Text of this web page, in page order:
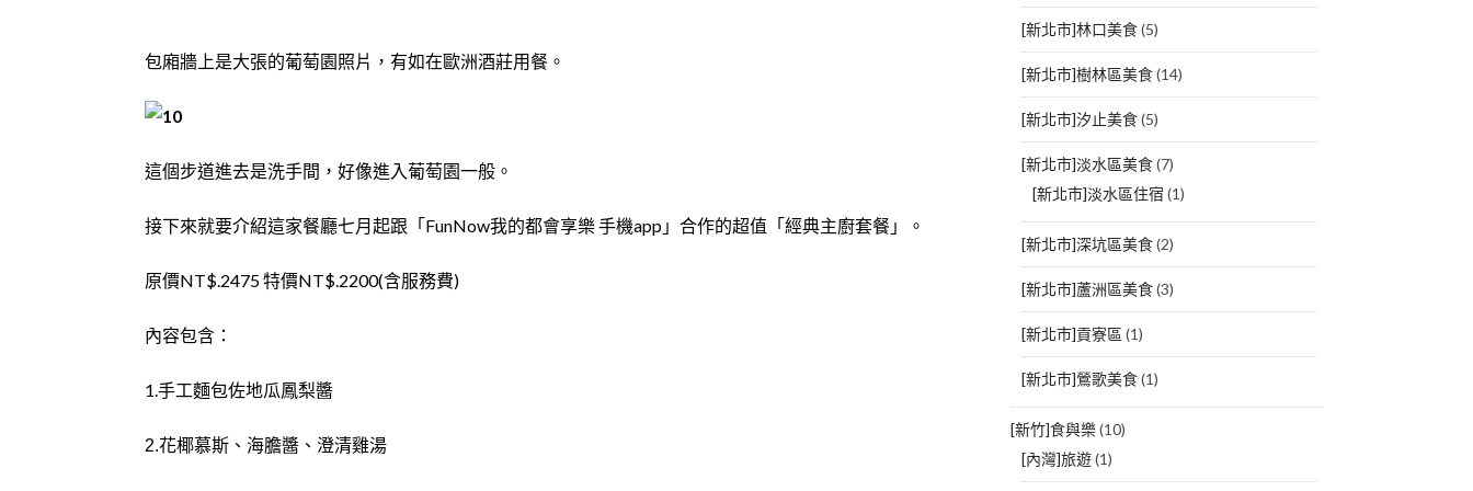
包廂牆上是大張的葡萄園照片，有如在歐洲酒莊用餐。
這個步道進去是洗手間，好像進入葡萄園一般。
接下來就要介紹這家餐廳七月起跟「FunNow我的都會享樂 手機app」合作的超值「經典主廚套餐」。
原價NT$.2475 特價NT$.2200(含服務費)
內容包含：
1.手工麵包佐地瓜鳳梨醬
2.花椰慕斯、海膽醬、澄清雞湯
[新北市]林口美食(5)
[新北市]樹林區美食(14)
[新北市]汐止美食(5)
[新北市]淡水區美食(7)
[新北市]淡水區住宿 (1)
[新北市]深坑區美食(2)
[新北市]蘆洲區美食(3)
[新北市]貢寮區 (1)
[新北市]鶯歌美食(1)
[新竹]食與樂(10)
[內灣]旅遊(1)